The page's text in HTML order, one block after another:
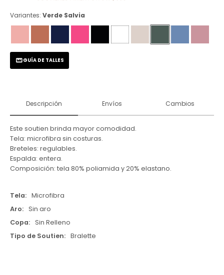
Variantes: Verde Salvia
GUÍA DE TALLES
Descripción Envíos Cambios
Este soutien brinda mayor comodidad.
Tela: microfibra sin costuras.
Breteles: regulables.
Espalda: entera.
Composición: tela 80% poliamida y 20% elastano.
Tela
Microfibra
Aro
Sin aro
Copa
Sin Relleno
Tipo de Soutien
Bralette